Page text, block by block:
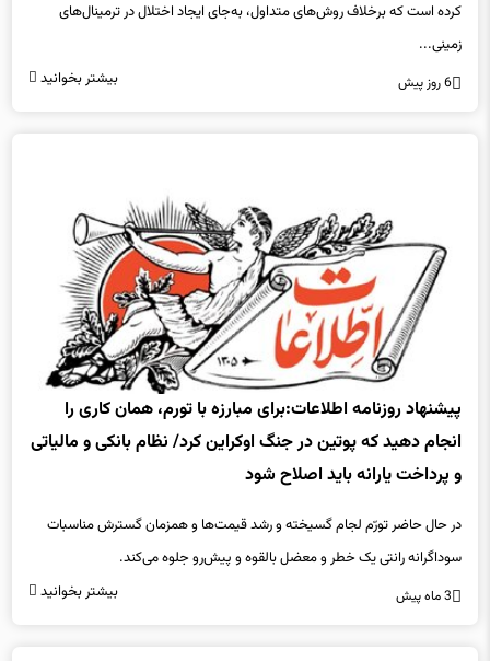
کرده است که برخلاف روش‌های متداول، به‌جای ایجاد اختلال در ترمینال‌های
زمینی...
6 روز پیش بیشتر بخوانید
پیشنهاد روزنامه اطلاعات:برای مبارزه با تورم، همان کاری را
انجام دهید که پوتین در جنگ اوکراین کرد/ نظام بانکی و مالیاتی
و پرداخت یارانه باید اصلاح شود
در حال حاضر تورّم لجام گسیخته و رشد قیمت‌ها و همزمان گسترش مناسبات
سوداگرانه رانتی یک خطر و معضل بالقوه و پیش‌رو جلوه می‌کند.
3 ماه پیش بیشتر بخوانید